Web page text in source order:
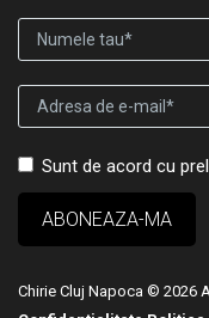
Sunt de acord cu
Chirie Cluj Napoca © 2026